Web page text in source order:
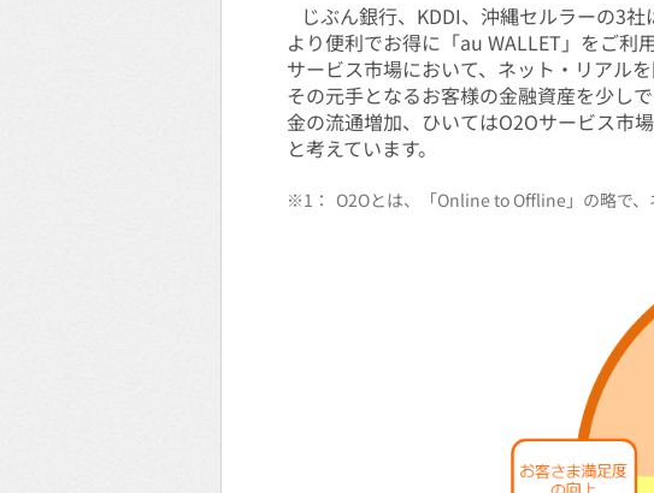
じぶん銀行、KDDI、沖縄セルラーの3
より便利でお得に「au WALLET」をご
サービス市場において、ネット・リアル
その元手となるお客様の金融資産を少し
金の流通増加、ひいてはO2Oサービス市
と考えています。
※1： O2Oとは、「Online to Offline」の略で、